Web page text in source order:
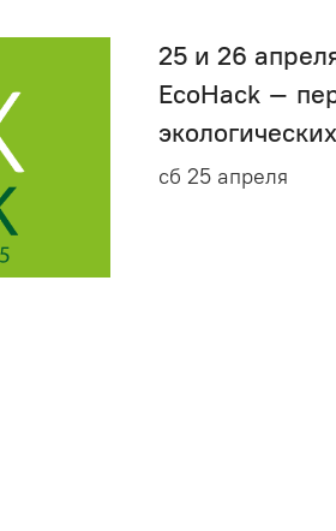
25 и 26
EcoHack –
сб 25 апреля